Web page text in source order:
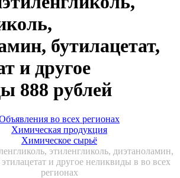
бутилацетат,
и другое
888 рублей
во всех регионах
Химическая продукция
Химическое сырьё
этиленгликоль, диэтаноламин,
этилацетат и другое неликвиды в во всех
регионах